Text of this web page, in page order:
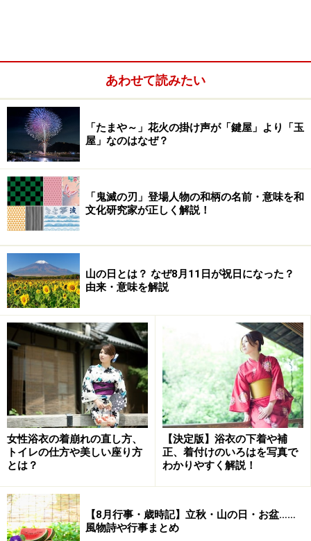
7月の時候の挨拶・例文
9月の時候の挨拶・例文
10月の時候の挨拶・例文
11月の時候の挨拶・例文
12月の時候の挨拶・例文
手紙や書類、メールやお礼状で使う挨拶文
の書き方・構成のポイント
ビジネスや学校関係で出す文書やお礼状、またプライベ
ートな手紙などを書く場合は、【前文】⇒【主文】
⇒【末文】⇒【後付】で構成するのが基本です。基本を
もとに、必要に応じて細かい要素を変えながら仕上げて
いきましょう。
時候の挨拶には、ビジネス文書や学校関係で出す文書、
お礼状・目上の方向けの「漢語調」と、プライベートの
親しい友人・知人向けのカジュアルな「口語調」があり
ます。いずれも、時候の挨拶のあとに相手の安否や健康
を気遣う言葉を続けます。
<構成>
あわせて読みたい
「たまや～」花火の掛け声が「鍵屋」より「玉
屋」なのはなぜ？
「鬼滅の刃」登場人物の和柄の名前・意味を和
文化研究家が正しく解説！
山の日とは？ なぜ8月11日が祝日になった？
由来・意味を解説
女性浴衣の着崩れの直し方、
トイレの仕方や美しい座り方
とは？
【決定版】浴衣の下着や補
正、着付けのいろはを写真で
わかりやすく解説！
【8月行事・歳時記】立秋・山の日・お盆……
風物詩や行事まとめ